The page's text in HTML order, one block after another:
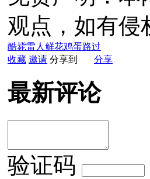
观点，如有侵
酷毙雷人 鲜花鸡蛋路过
收藏 邀请 分享到 分享
最新评论
验证码